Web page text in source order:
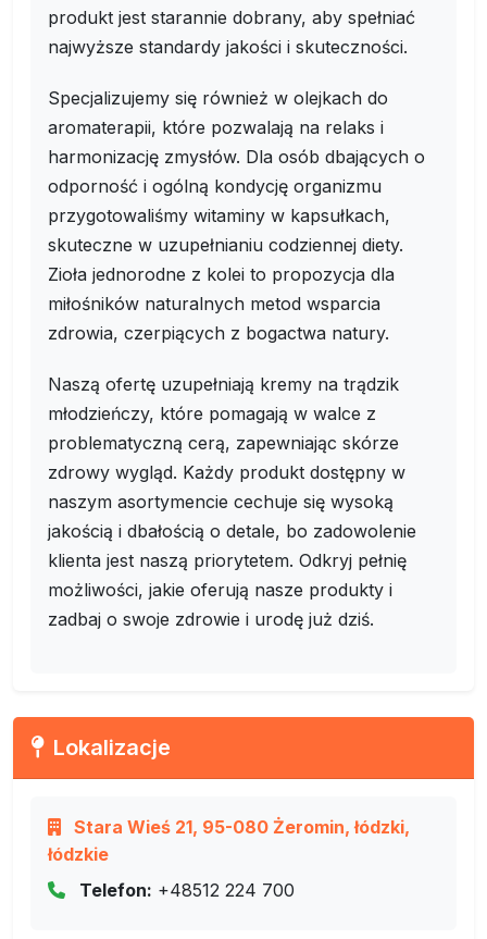
produkt jest starannie dobrany, aby spełniać
najwyższe standardy jakości i skuteczności.
Specjalizujemy się również w olejkach do
aromaterapii, które pozwalają na relaks i
harmonizację zmysłów. Dla osób dbających o
odporność i ogólną kondycję organizmu
przygotowaliśmy witaminy w kapsułkach,
skuteczne w uzupełnianiu codziennej diety.
Zioła jednorodne z kolei to propozycja dla
miłośników naturalnych metod wsparcia
zdrowia, czerpiących z bogactwa natury.
Naszą ofertę uzupełniają kremy na trądzik
młodzieńczy, które pomagają w walce z
problematyczną cerą, zapewniając skórze
zdrowy wygląd. Każdy produkt dostępny w
naszym asortymencie cechuje się wysoką
jakością i dbałością o detale, bo zadowolenie
klienta jest naszą priorytetem. Odkryj pełnię
możliwości, jakie oferują nasze produkty i
zadbaj o swoje zdrowie i urodę już dziś.
Lokalizacje
Stara Wieś 21, 95-080 Żeromin, łódzki,
łódzkie
Telefon: +48512 224 700